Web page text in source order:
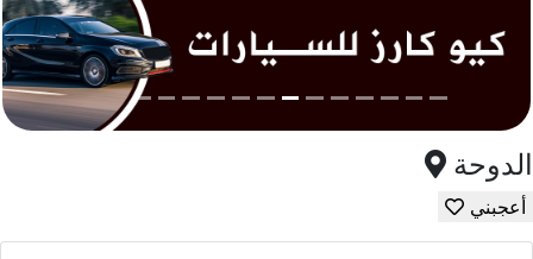
الدوحة
أعجبني